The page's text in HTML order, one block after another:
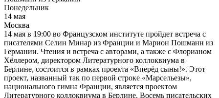
Понедельник
14 мая
Москва
14 мая в 19:00 во Французском институте пройдет встреча с
писателями Селин Минар из Франции и Марион Пошманн из
Германии. Чтения и встреча с авторами, а также с Флорианом
Хёллером, директором Литературного коллоквиума в
Берлине, состоится в рамках проекта «Вперёд сыны!». Этот
проект, названный так по первой строке «Марсельезы»,
национального гимна Франции, является проектом
Литературного коллоквиума в Берлине. Восемь писательских